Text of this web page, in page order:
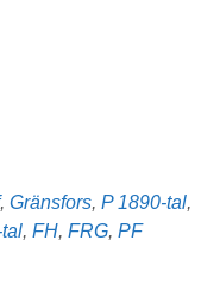
, Gränsfors, P Etiketter
1890-tal,
, FH, FRG, PF